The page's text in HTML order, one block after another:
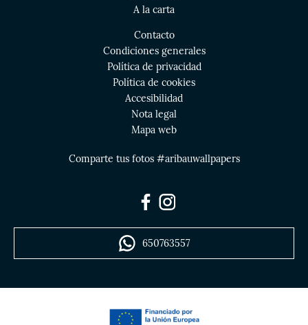
A la carta
Contacto
Condiciones generales
Política de privacidad
Política de cookies
Accesibilidad
Nota legal
Mapa web
Comparte tus fotos #aribauwallpapers
650763557